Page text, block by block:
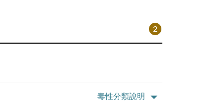
2
毒性分類說明